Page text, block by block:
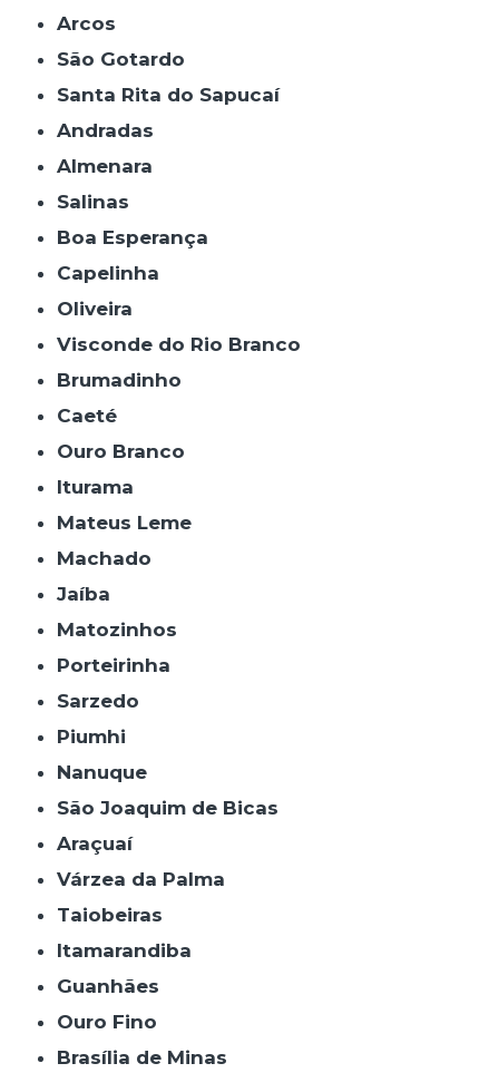
Arcos
São Gotardo
Santa Rita do Sapucaí
Andradas
Almenara
Salinas
Boa Esperança
Capelinha
Oliveira
Visconde do Rio Branco
Brumadinho
Caeté
Ouro Branco
Iturama
Mateus Leme
Machado
Jaíba
Matozinhos
Porteirinha
Sarzedo
Piumhi
Nanuque
São Joaquim de Bicas
Araçuaí
Várzea da Palma
Taiobeiras
Itamarandiba
Guanhães
Ouro Fino
Brasília de Minas